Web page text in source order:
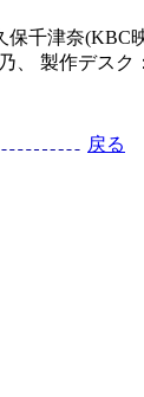
千津奈
製作デス
戻る